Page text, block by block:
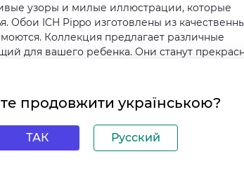
узоры и милые иллюстрации, которые
Обои ICH Pippo изготовлены из
Коллекция предлагает различные
для вашего ребенка. Они станут
игривую обстановку.
продовжити українською?
ТАК Русский